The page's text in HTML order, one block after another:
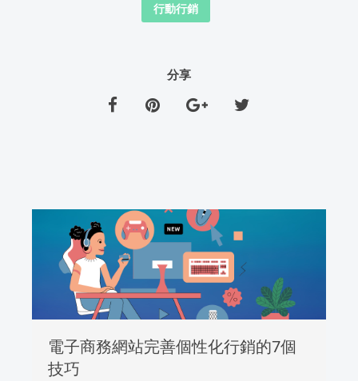
行動行銷
分享
電子商務網站完善個性化行銷的7個
技巧